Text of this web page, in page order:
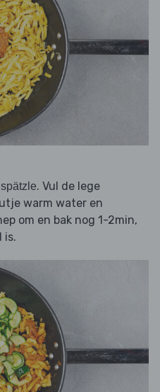
spätzle. Vul de lege
warm water en
om en bak nog 1-2min,
is.